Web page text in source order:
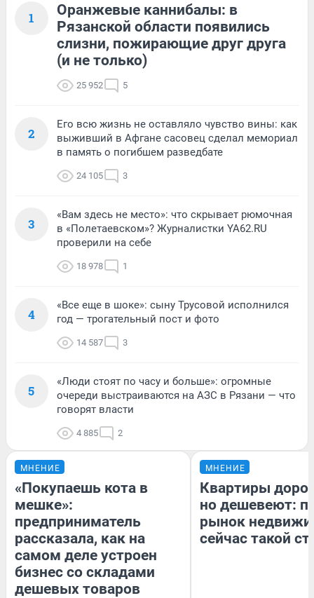
1
Оранжевые каннибалы: в
Рязанской области появились
слизни, пожирающие друг друга
(и не только)
25 952 5
2
Его всю жизнь не оставляло чувство вины: как
выживший в Афгане сасовец сделал мемориал
в память о погибшем разведбате
24 105 3
3
«Вам здесь не место»: что скрывает рюмочная
в «Полетаевском»? Журналистки YA62.RU
проверили на себе
18 978 1
4
«Все еще в шоке»: сыну Трусовой исполнился
год — трогательный пост и фото
14 587 3
5
«Люди стоят по часу и больше»: огромные
очереди выстраиваются на АЗС в Рязани — что
говорят власти
4 885 2
МНЕНИЕ
«Покупаешь кота в
мешке»:
предприниматель
рассказала, как на
самом деле устроен
бизнес со складами
дешевых товаров
МНЕНИЕ
Квартиры
но дешевеют:
рынок
сейчас такой